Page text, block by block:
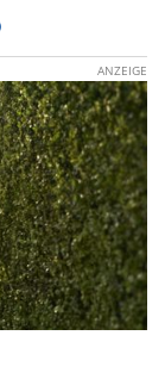
ANZEIGE